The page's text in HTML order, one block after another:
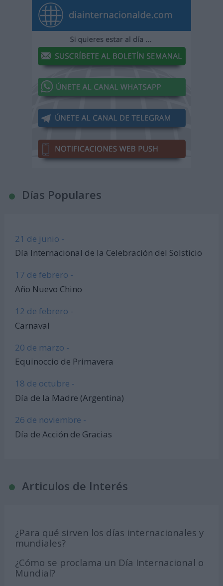
Días Populares
21 de junio -
Día Internacional de la Celebración del Solsticio
17 de febrero -
Año Nuevo Chino
12 de febrero -
Carnaval
20 de marzo -
Equinoccio de Primavera
18 de octubre -
Día de la Madre (Argentina)
26 de noviembre -
Día de Acción de Gracias
Articulos de Interés
¿Para qué sirven los días internacionales y
mundiales?
¿Cómo se proclama un Día Internacional o
Mundial?